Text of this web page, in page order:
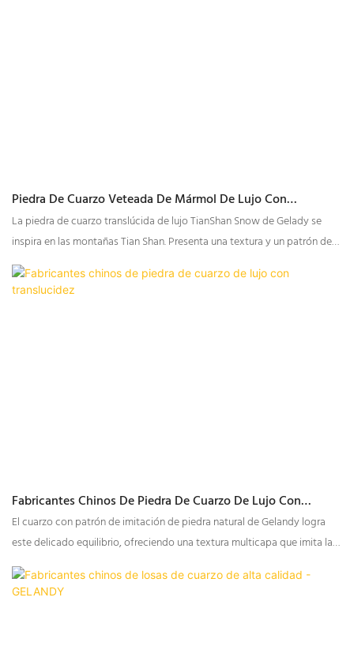
Piedra De Cuarzo Veteada De Mármol De Lujo Con
Translucidez.
La piedra de cuarzo translúcida de lujo TianShan Snow de Gelady se
inspira en las montañas Tian Shan. Presenta una textura y un patrón de
piedra natural. Sin iluminación, ofrece una sensación robusta similar a la
de la piedra, pero al iluminarse, crea un ambiente cálido y acogedor. Es
Fabricantes Chinos De Piedra De Cuarzo De Lujo Con
Translucidez
El cuarzo con patrón de imitación de piedra natural de Gelandy logra
este delicado equilibrio, ofreciendo una textura multicapa que imita las
complejidades de la piedra natural, a la vez que incorpora
características avanzadas que realzan su valor como elemento